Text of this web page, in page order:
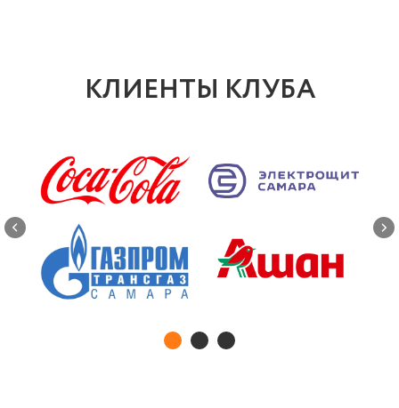
КЛИЕНТЫ КЛУБА